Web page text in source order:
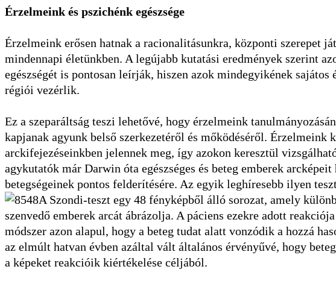
Érzelmeink és pszichénk egészsége
Érzelmeink erősen hatnak a racionalitásunkra, központi szerepet
mindennapi életünkben. A legújabb kutatási eredmények szerint
egészségét is pontosan leírják, hiszen azok mindegyikének sajátos
régiói vezérlik.
Ez a szeparáltság teszi lehetővé, hogy érzelmeink
kapjanak agyunk belső szerkezetéről és mőködéséről.
arckifejezéseinkben jelennek meg, így azokon keresztül
agykutatók már Darwin óta egészséges és beteg emberek
betegségeinek pontos felderítésére. Az egyik leghíresebb ilyen
A Szondi-teszt egy 48 fényképből álló sorozat, amely
szenvedő emberek arcát ábrázolja. A páciens ezekre adott
módszer azon alapul, hogy a beteg tudat alatt vonzódik a hozzá
az elmúlt hatvan évben azáltal vált általános érvényűvé, hogy
a képeket reakcióik kiértékelése céljából.